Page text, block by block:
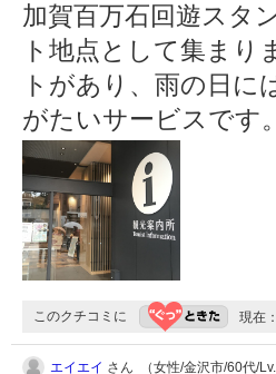
加賀百万石回遊スタ
ト地点として集ま
トがあり、雨の日に
がたいサービスです
このクチコミに 現在：
エイエイ さん （女性/金沢市/60代/